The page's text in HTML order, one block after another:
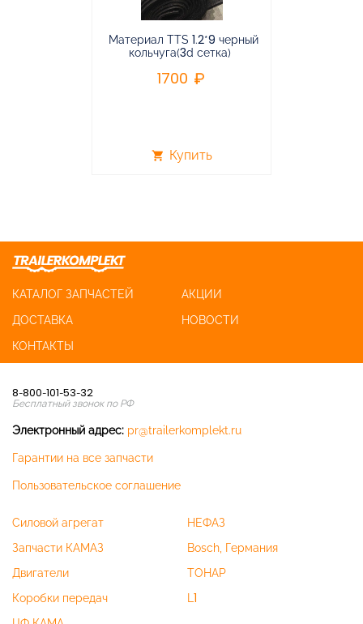
Материал TTS 1.2*9 черный
кольчуга(3d сетка)
1700
shopping_cart Купить
КАТАЛОГ ЗАПЧАСТЕЙ
АКЦИИ
ДОСТАВКА
НОВОСТИ
КОНТАКТЫ
8-800-101-53-32
Бесплатный звонок по РФ
Электронный адрес: pr@trailerkomplekt.ru
Гарантии на все запчасти
Пользовательское соглашение
Силовой агрегат
Запчасти КАМАЗ
Двигатели
Коробки передач
НЕФАЗ
Bosch, Германия
ТОНАР
L1